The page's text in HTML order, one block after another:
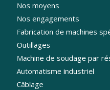
Nos moyens
Nos engagements
Fabrication de machines
Outillages
Machine de soudage par
Automatisme industriel
Câblage